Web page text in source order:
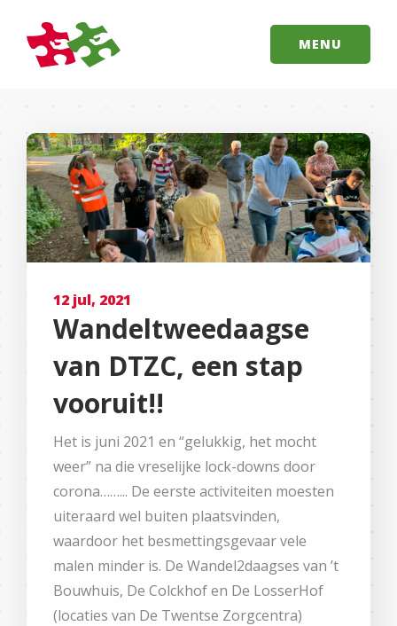
MENU
12 jul, 2021
Wandeltweedaagse
van DTZC, een stap
vooruit!!
Het is juni 2021 en “gelukkig, het mocht
weer” na die vreselijke lock-downs door
corona……... De eerste activiteiten moesten
uiteraard wel buiten plaatsvinden,
waardoor het besmettingsgevaar vele
malen minder is. De Wandel2daagses van ’t
Bouwhuis, De Colckhof en De LosserHof
(locaties van De Twentse Zorgcentra)